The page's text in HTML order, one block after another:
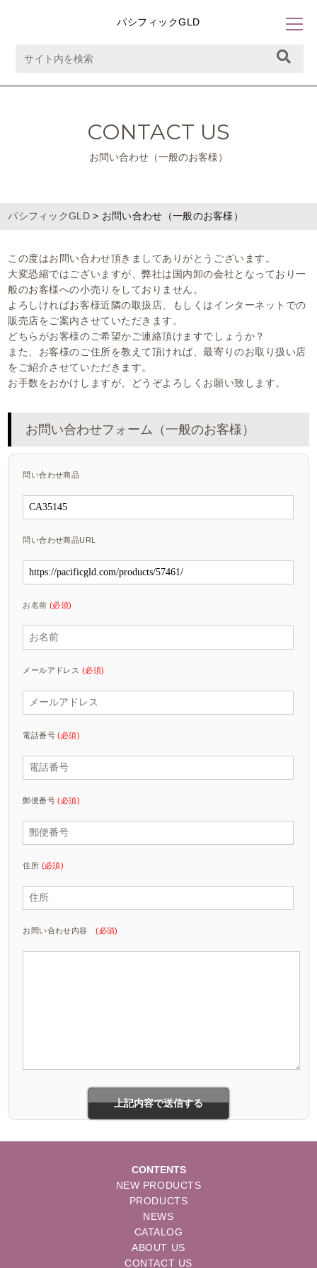
パシフィックGLD
CONTACT US
お問い合わせ（一般のお客様）
パシフィックGLD> お問い合わせ（一般のお客様）
この度はお問い合わせ頂きましてありがとうございます。
大変恐縮ではございますが、弊社は国内卸の会社となっており一
般のお客様への小売りをしておりません。
よろしければお客様近隣の取扱店、もしくはインターネットでの
販売店をご案内させていただきます。
どちらがお客様のご希望かご連絡頂けますでしょうか？
また、お客様のご住所を教えて頂ければ、最寄りのお取り扱い店
をご紹介させていただきます。
お手数をおかけしますが、どうぞよろしくお願い致します。
お問い合わせフォーム（一般のお客様）
問い合わせ商品
問い合わせ商品URL
お名前 (必須)
メールアドレス (必須)
電話番号(必須)
郵便番号(必須)
住所 (必須)
お問い合わせ内容(必須)
CONTENTS
NEW PRODUCTS
PRODUCTS
NEWS
CATALOG
ABOUT US
CONTACT US